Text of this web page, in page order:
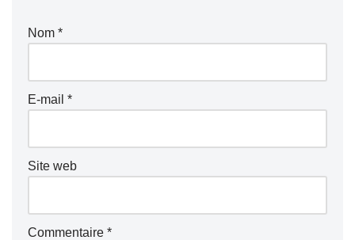
Nom *
E-mail *
Site web
Commentaire *